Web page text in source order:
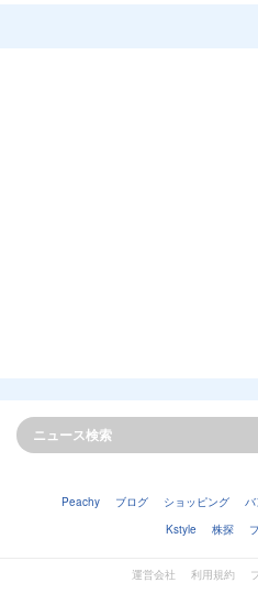
Peachy ブログ ショッピング バ
Kstyle
株探
運営会社 利用規約